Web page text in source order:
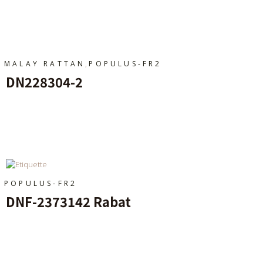
MALAY RATTAN , POPULUS-FR2
DN228304-2
POPULUS-FR2
DNF-2373142 Rabat